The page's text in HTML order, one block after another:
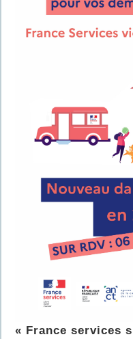
« France services